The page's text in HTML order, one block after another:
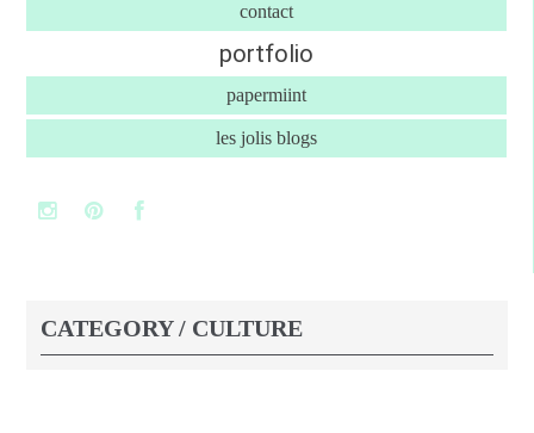
contact
portfolio
papermiint
les jolis blogs
CATEGORY / CULTURE